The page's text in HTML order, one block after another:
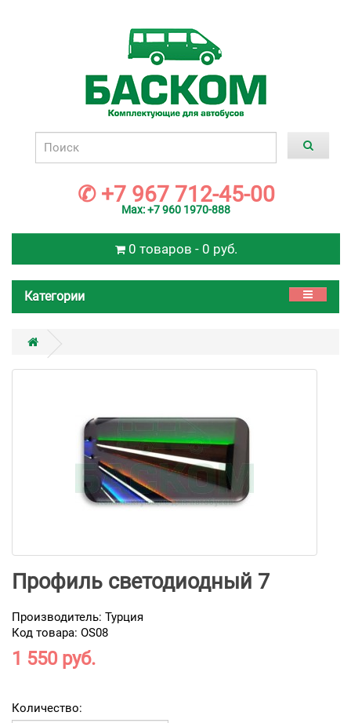
✆ +7 967 712-45-00
Max: +7 960 1970-888
0 товаров - 0 руб.
Категории
Профиль светодиодный 7
Производитель: Турция
Код товара: OS08
1 550 руб.
Количество: